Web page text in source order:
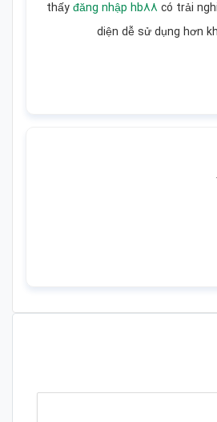
thấy đăng nhập hb88 có trải
diện dễ sử dụng hơn